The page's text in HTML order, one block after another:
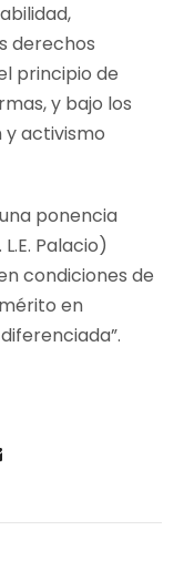
derechos
principio de
y bajo los
y activismo
ponencia
Palacio)
condiciones de
en